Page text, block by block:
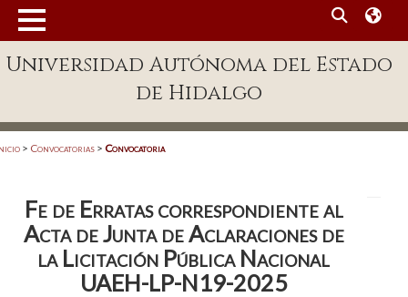
Enlaces
Patronato
Plataforma Garza
Publicaciones en línea
Universidad Autónoma del Estado
de Hidalgo
> Convocatorias > Convocatoria
Fe de Erratas correspondiente al
Acta de Junta de Aclaraciones de
la Licitación Pública Nacional
UAEH-LP-N19-2025